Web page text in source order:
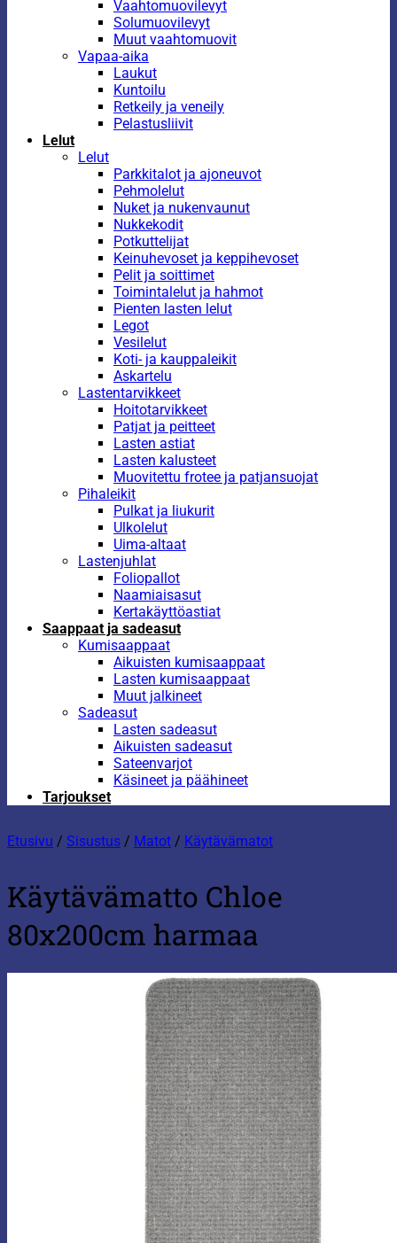
Vaahtomuovilevyt
Solumuovilevyt
Muut vaahtomuovit
Vapaa-aika
Laukut
Kuntoilu
Retkeily ja veneily
Pelastusliivit
Lelut
Lelut
Parkkitalot ja ajoneuvot
Pehmolelut
Nuket ja nukenvaunut
Nukkekodit
Potkuttelijat
Keinuhevoset ja keppihevoset
Pelit ja soittimet
Toimintalelut ja hahmot
Pienten lasten lelut
Legot
Vesilelut
Koti- ja kauppaleikit
Askartelu
Lastentarvikkeet
Hoitotarvikkeet
Patjat ja peitteet
Lasten astiat
Lasten kalusteet
Muovitettu frotee ja patjansuojat
Pihaleikit
Pulkat ja liukurit
Ulkolelut
Uima-altaat
Lastenjuhlat
Foliopallot
Naamiaisasut
Kertakäyttöastiat
Saappaat ja sadeasut
Kumisaappaat
Aikuisten kumisaappaat
Lasten kumisaappaat
Muut jalkineet
Sadeasut
Lasten sadeasut
Aikuisten sadeasut
Sateenvarjot
Käsineet ja päähineet
Tarjoukset
Etusivu / Sisustus / Matot / Käytävämatot
Käytävämatto Chloe
80x200cm harmaa